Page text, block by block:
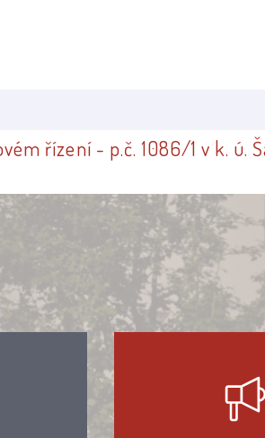
řízení - p.č. 1086/1 v k. ú.